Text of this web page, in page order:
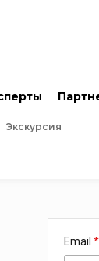
Экскурсия
Email